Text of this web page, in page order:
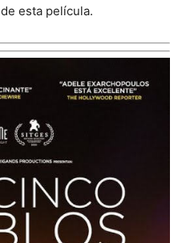
de esta película.